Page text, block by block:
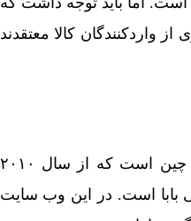
واردکنندگان کالا معتقدند
سایت علی اکسپرس یکی از بزرگ‌ترین و بهترین سایت‌های خرید از کشور چین است که از سال ۲۰۱۰
بابا است. در این وب سایت